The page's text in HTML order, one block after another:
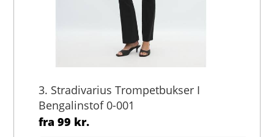
3. Stradivarius Trompetbukser I
Bengalinstof 0-001
fra99 kr.